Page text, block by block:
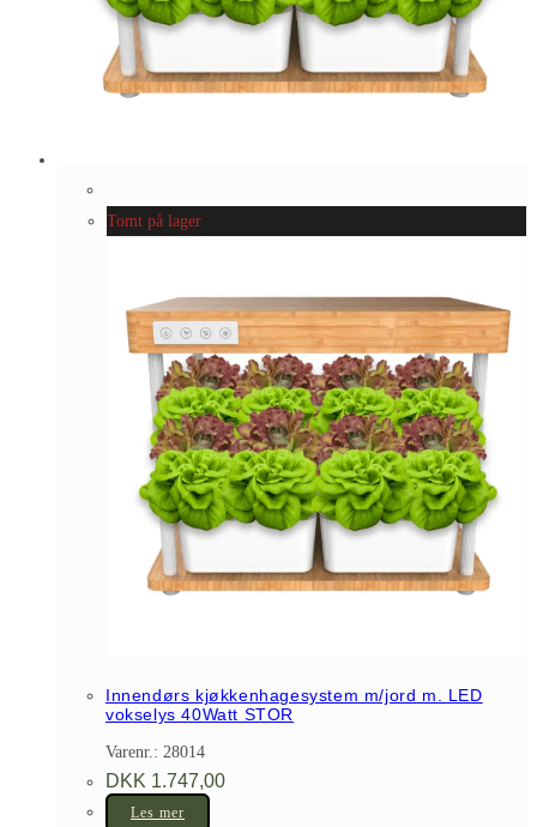
Tomt på lager
Innendørs kjøkkenhagesystem m/jord m. LED
vokselys 40Watt STOR
Varenr.: 28014
DKK 1.747,00
Les mer